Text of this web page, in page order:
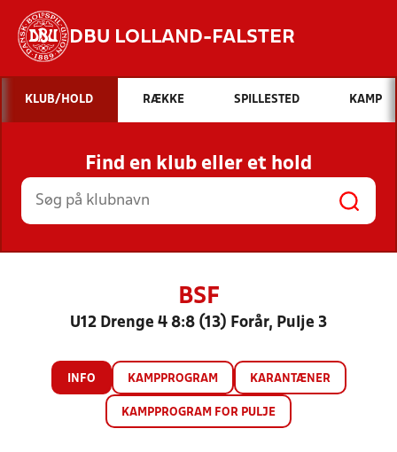
DBU LOLLAND-FALSTER
Hvad vil du søge efter?
INDHOLD OG NYHEDER
STILLINGER, RESULTATER, KLUBBER OG
HOLD
KLUB/HOLD RÆKKE SPILLESTED KAMP
Find en klub eller et hold
BSF
U12 Drenge 4 8:8 (13) Forår, Pulje 3
INFO KAMPPROGRAM KARANTÆNER
KAMPPROGRAM FOR PULJE